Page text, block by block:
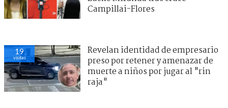
Campillai-Flores
19
visitas
Revelan identidad de empresario
preso por retener y amenazar de
muerte a niños por jugar al "rin
raja"